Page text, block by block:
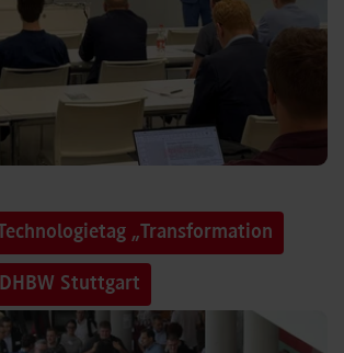
„Transformation
Stuttgart